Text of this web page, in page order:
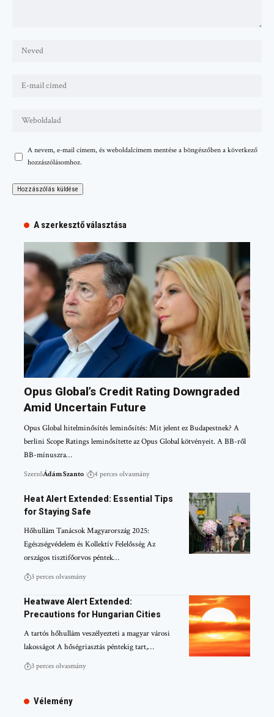
A nevem, e-mail címem, és weboldalcímem mentése a böngészőben a következő
hozzászólásomhoz.
A szerkesztő választása
Opus Global’s Credit Rating Downgraded
Amid Uncertain Future
Opus Global hitelminősítés leminősítés: Mit jelent ez Budapestnek? A
berlini Scope Ratings leminősítette az Opus Global kötvényeit. A BB-ről
BB-mínuszra…
SzerzőÁdám Szanto 4 perces olvasmány
Heat Alert Extended: Essential Tips
for Staying Safe
Hőhullám Tanácsok Magyarország 2025:
Egészségvédelem és Kollektív Felelősség Az
országos tisztifőorvos péntek…
3 perces olvasmány
Heatwave Alert Extended:
Precautions for Hungarian Cities
A tartós hőhullám veszélyezteti a magyar városi
lakosságot A hőségriasztás péntekig tart,…
3 perces olvasmány
Vélemény